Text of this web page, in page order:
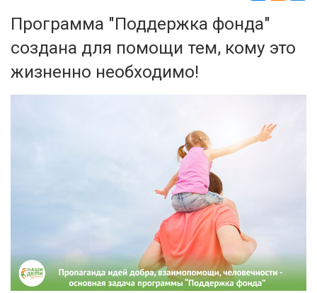
Программа "Поддержка фонда"
создана для помощи тем, кому это
жизненно необходимо!